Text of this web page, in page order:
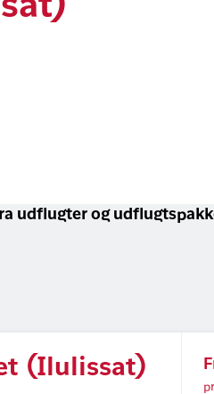
udflugter og
(Ilulissat)